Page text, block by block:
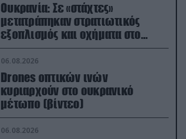
Ουκρανία: Σε «στάχτες»
μετατράπηκαν στρατιωτικός
εξοπλισμός και οχήματα στο
Κίεβο μετά από ρωσικά
πλήγματα (βίντεο)
06.08.2026
Drones οπτικών ινών
κυριαρχούν στο ουκρανικό
μέτωπο (βίντεο)
06.08.2026